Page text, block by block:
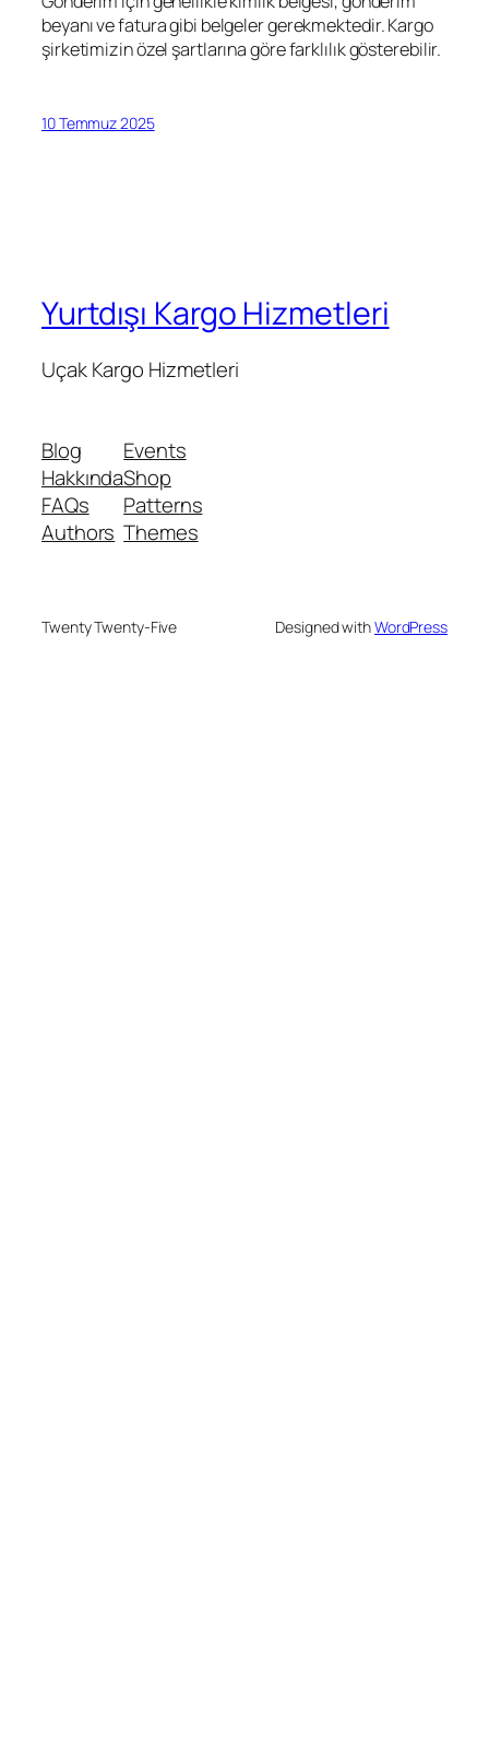
beyanı ve fatura gibi belgeler gerekmektedir. Kargo
şirketimizin özel şartlarına göre farklılık gösterebilir.
10 Temmuz 2025
Yurtdışı Kargo Hizmetleri
Uçak Kargo Hizmetleri
Blog
Hakkında
FAQs
Authors
Events
Shop
Patterns
Themes
Twenty Twenty-Five Designed withWordPress